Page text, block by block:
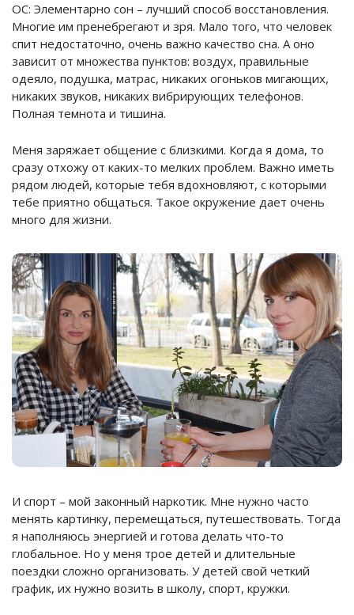
ОС: Элементарно сон – лучший способ восстановления.
Многие им пренебрегают и зря. Мало того, что человек
спит недостаточно, очень важно качество сна. А оно
зависит от множества пунктов: воздух, правильные
одеяло, подушка, матрас, никаких огоньков мигающих,
никаких звуков, никаких вибрирующих телефонов.
Полная темнота и тишина.
Меня заряжает общение с близкими. Когда я дома, то
сразу отхожу от каких-то мелких проблем. Важно иметь
рядом людей, которые тебя вдохновляют, с которыми
тебе приятно общаться. Такое окружение дает очень
много для жизни.
И спорт – мой законный наркотик. Мне нужно часто
менять картинку, перемещаться, путешествовать. Тогда
я наполняюсь энергией и готова делать что-то
глобальное. Но у меня трое детей и длительные
поездки сложно организовать. У детей свой четкий
график, их нужно возить в школу, спорт, кружки.